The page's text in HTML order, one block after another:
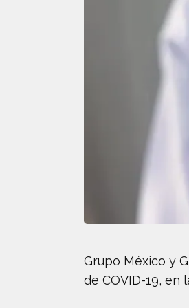
Grupo México y
de COVID-19, en